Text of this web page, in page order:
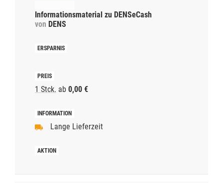
Informationsmaterial zu DENSeCash
von DENS
1 Stck. ab 0,00 €
Lange Lieferzeit